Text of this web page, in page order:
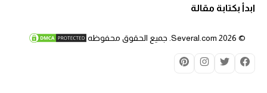
© 2026 Several.com. جميع الحقوق محفوظه
ابدأ بكتابة مقالة